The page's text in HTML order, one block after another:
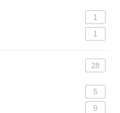
1
1
28
5
9